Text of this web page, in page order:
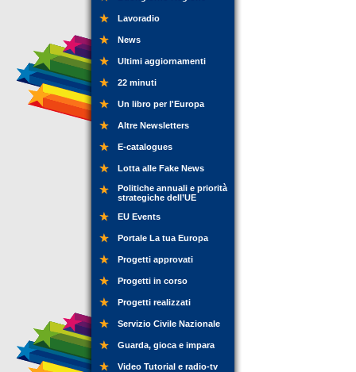
Lavoradio
News
Ultimi aggiornamenti
22 minuti
Un libro per l'Europa
Altre Newsletters
E-catalogues
Lotta alle Fake News
Politiche annuali e priorità
strategiche dell’UE
EU Events
Portale La tua Europa
Progetti approvati
Progetti in corso
Progetti realizzati
Servizio Civile Nazionale
Guarda, gioca e impara
Video Tutorial e radio-tv